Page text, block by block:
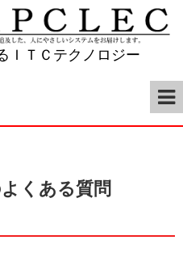
ＩＴＣテクノロジー
くある質問